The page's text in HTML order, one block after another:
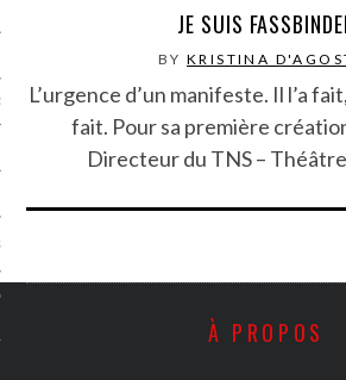
JE SUIS
BY KRISTINA
L’urgence d’un manifeste. Il l’a
fait. Pour sa première
Directeur du TNS –
À PROPOS